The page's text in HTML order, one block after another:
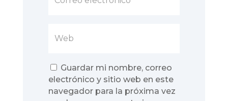
Guardar mi nombre, correo
electrónico y sitio web en este
navegador para la próxima vez